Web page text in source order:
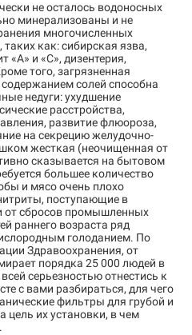
не осталось водоносных
минерализованы и не
многочисленных
как: сибирская язва,
«А» и «С», дизентерия,
того, загрязненная
солей способна
недуги: ухудшение
расстройства,
развитие флюороза,
на секрецию желудочно-
жесткая (неочищенная от
сказывается на бытовом
большее количество
и мясо очень плохо
поступающие в
от сбросов промышленных
раннего возраста ряд
голоданием. По
Здравоохранения, от
порядка 25 000 людей в
серьезностью отнестись к
с вами разбираться, для чего
фильтры для грубой и
цель их установки, в чем